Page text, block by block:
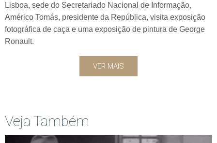
Lisboa, sede do Secretariado Nacional de Informação,
Américo Tomás, presidente da República, visita exposição
fotográfica de caça e uma exposição de pintura de George
Ronault.
VER MAIS
Veja Também